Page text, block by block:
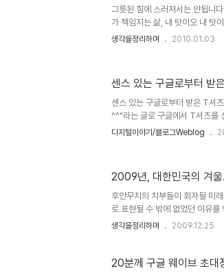
얘기는 이 정도로 하겠습니다. ▲
그릇된 힘에 스러져서는 안됩니
가 책임지는 삶, 내 탓이오 내 탓
어 봐야할 말이라고 생각했습니
시대와 식민시대, 그리고 독재를
렇지 못한 민초들과 그환경을 뚫
생각을정리하며 2010.01.03
센스 있는 구글로부터 받
센스 있는 구글로부터 받은 T셔
^^"라는 글로 구글에서 T셔츠를
았습니다. T셔츠를 받고 보니...
이라면, 구글이 사용자들과 어떻
일궈내고 있는지 이러한 모습들
배워..
디지털이야기/블로그Weblog
2009년, 대한민국의 겨
후안무치의 치부들이 회자될 미
로 표현될 수 밖에 없었던 이유를
물과 같은 민초들은 땅 속에 파묻
목소리들의 모습들은 한결같이
생각을정리하며 2009.12.25
20분께 구글 웨이브 초대